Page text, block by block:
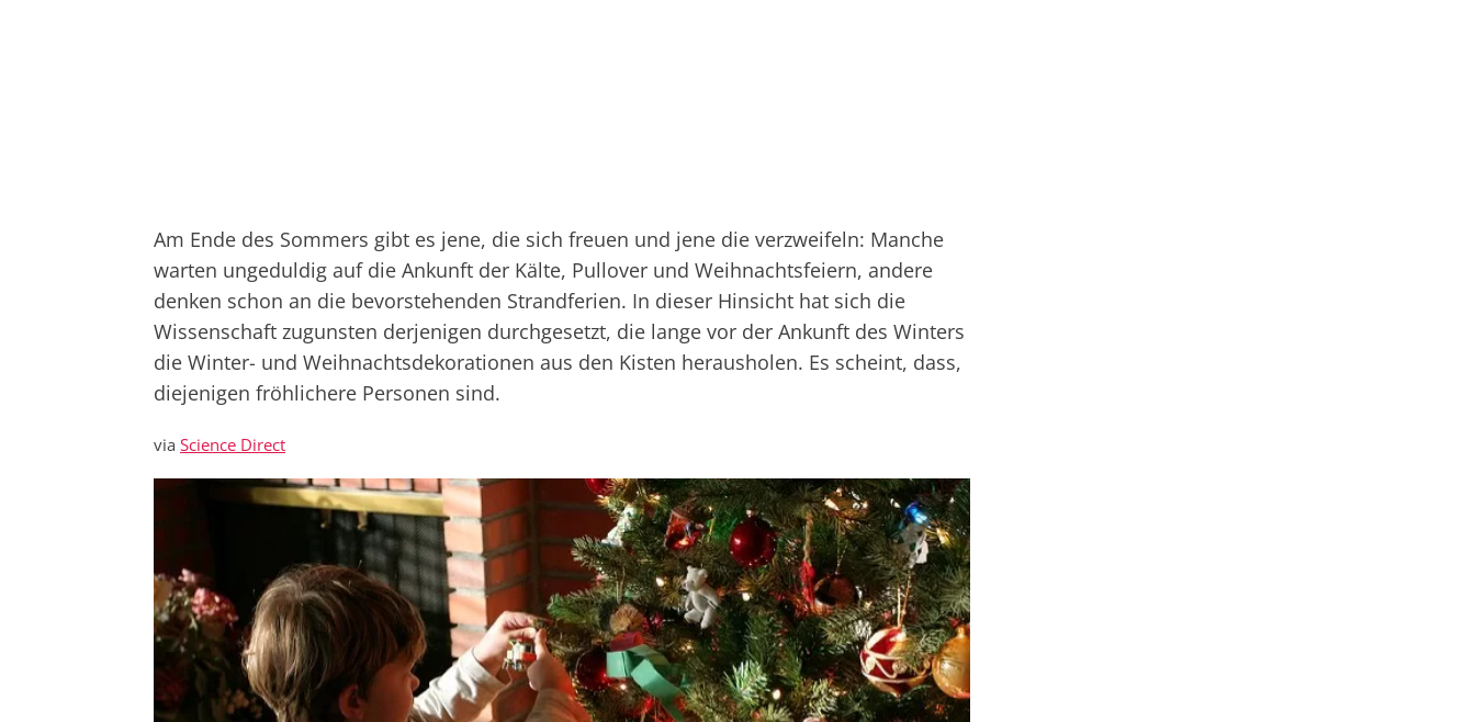
Am Ende des Sommers gibt es jene, die sich freuen und jene die verzweifeln: Manche
warten ungeduldig auf die Ankunft der Kälte, Pullover und Weihnachtsfeiern, andere
denken schon an die bevorstehenden Strandferien. In dieser Hinsicht hat sich die
Wissenschaft zugunsten derjenigen durchgesetzt, die lange vor der Ankunft des Winters
die Winter- und Weihnachtsdekorationen aus den Kisten herausholen. Es scheint, dass,
diejenigen fröhlichere Personen sind.
via Science Direct